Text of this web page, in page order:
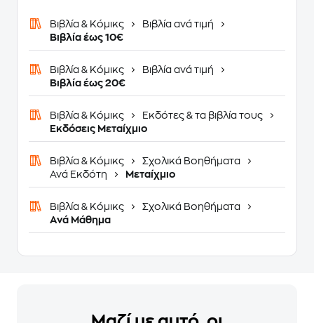
Βιβλία & Κόμικς
Βιβλία ανά τιμή
Βιβλία έως 10€
Βιβλία & Κόμικς
Βιβλία ανά τιμή
Βιβλία έως 20€
Βιβλία & Κόμικς
Εκδότες & τα βιβλία τους
Εκδόσεις Μεταίχμιο
Βιβλία & Κόμικς
Σχολικά Βοηθήματα
Ανά Εκδότη
Μεταίχμιο
Βιβλία & Κόμικς
Σχολικά Βοηθήματα
Ανά Μάθημα